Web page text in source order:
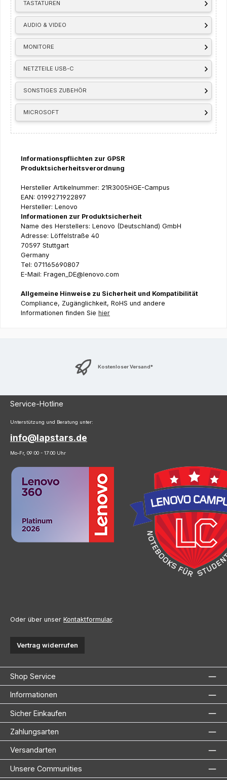
TASTATUREN
AUDIO & VIDEO
MONITORE
NETZTEILE USB-C
SONSTIGES ZUBEHÖR
MICROSOFT
Informationspflichten zur GPSR
Produktsicherheitsverordnung
Hersteller Artikelnummer: 21R3005HGE-Campus
EAN: 0199271922897
Hersteller: Lenovo
Informationen zur Produktsicherheit
Name des Herstellers: Lenovo (Deutschland) GmbH
Adresse: Löffelstraße 40
70597 Stuttgart
Germany
Tel: 071165690807
E-Mail: Fragen_DE@lenovo.com
Allgemeine Hinweise zu Sicherheit und Kompatibilität
Compliance, Zugänglichkeit, RoHS und andere
Informationen finden Sie hier
Kostenloser Versand*
Service-Hotline
Unterstützung und Beratung unter:
info@lapstars.de
Mo-Fr, 09:00 - 17:00 Uhr
Oder über unser Kontaktformular.
Vertrag widerrufen
Shop Service
Informationen
Sicher Einkaufen
Zahlungsarten
Versandarten
Unsere Communities